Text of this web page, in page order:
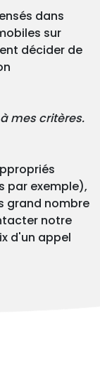
dans
sur
décider de
mes critères.
par exemple),
grand nombre
notre
d'un appel